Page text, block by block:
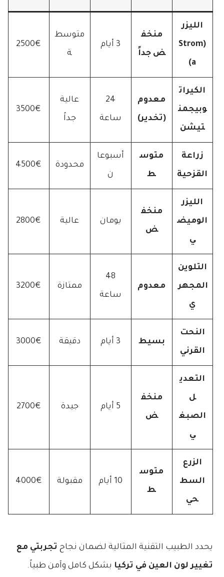
الليزر
(Strom
a)
منخف
ض جداً
3 أيام
متوسط
ة
2500€
الكيرات
وبيجمن
تيشن
معدوم
(تخدير)
24
ساعة
عالية
جداً
3500€
زراعة
القزحية
متوس
ط
أسبوعا
ن
محدودة 4500€
الليزر
الوميض
ي
منخف
ض
يومان عالية 2800€
التلوين
المجهر
ي
معدوم
48
ساعة
ممتازة 3200€
النحت
القرني
بسيط 3 أيام دقيقة 3000€
التعدي
ل
الصبغ
ي
منخف
ض
5 أيام جيدة 2700€
الزرع
السط
حي
متوس
ط
10 أيام مقبولة 4000€
يحدد الطبيب التقنية المثالية لضمان نجاح تجربتي مع
تغيير لون العين في تركيا بشكل كامل وآمن طبياً.